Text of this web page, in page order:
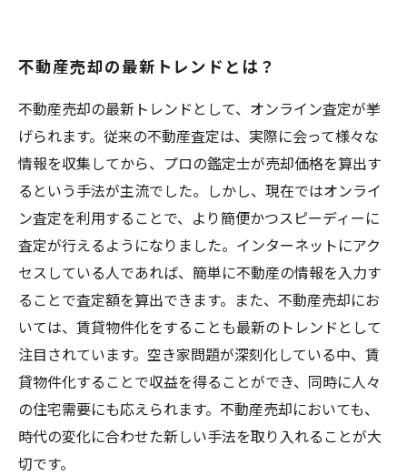
不動産売却の最新トレンドとは？
不動産売却の最新トレンドとして、オンライン査定が挙
げられます。従来の不動産査定は、実際に会って様々な
情報を収集してから、プロの鑑定士が売却価格を算出す
るという手法が主流でした。しかし、現在ではオンライ
ン査定を利用することで、より簡便かつスピーディーに
査定が行えるようになりました。インターネットにアク
セスしている人であれば、簡単に不動産の情報を入力す
ることで査定額を算出できます。また、不動産売却にお
いては、賃貸物件化をすることも最新のトレンドとして
注目されています。空き家問題が深刻化している中、賃
貸物件化することで収益を得ることができ、同時に人々
の住宅需要にも応えられます。不動産売却においても、
時代の変化に合わせた新しい手法を取り入れることが大
切です。